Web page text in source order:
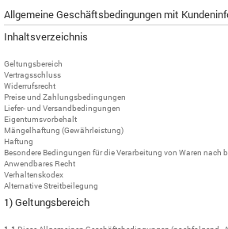
Allgemeine Geschäftsbedingungen mit
Inhaltsverzeichnis
Geltungsbereich
Vertragsschluss
Widerrufsrecht
Preise und Zahlungsbedingungen
Liefer- und Versandbedingungen
Eigentumsvorbehalt
Mängelhaftung (Gewährleistung)
Haftung
Besondere Bedingungen für die Verarbeitung von Waren nach
Anwendbares Recht
Verhaltenskodex
Alternative Streitbeilegung
1) Geltungsbereich